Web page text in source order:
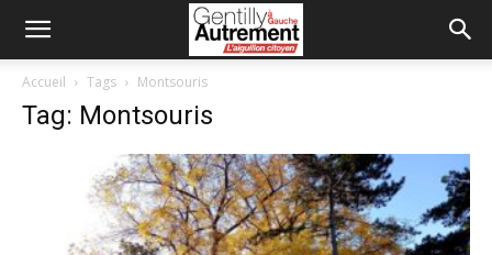
Accueil Tags Montsouris
Tag: Montsouris